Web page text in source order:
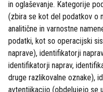
in oglaševanje. Kategorije
(zbira se kot del podatkov o
analitične in varnostne
podatki, kot so operacijski
naprave), identifikatorji
identifikatorji naprav,
druge razlikovalne oznake),
avtentiikacijo (obdelujejo se